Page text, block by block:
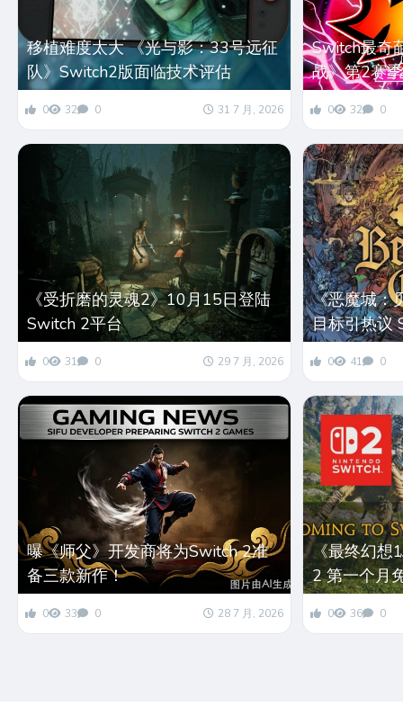
移植难度太大 《光与影：33号远征
队》Switch2版面临技术评估
0 32 0 31 7 月, 2026
Switch最奇
战》第2赛
0 32 0
《受折磨的灵魂2》10月15日登陆
Switch 2平台
0 31 0 29 7 月, 2026
《恶魔城：
目标引热议
0 41 0
曝《师父》开发商将为Switch 2准
备三款新作！
0 33 0 28 7 月, 2026
《最终幻想
2 第一个月
0 36 0